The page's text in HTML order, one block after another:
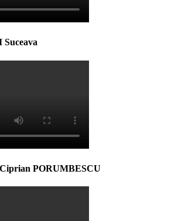
Suceava
PORUMBESCU